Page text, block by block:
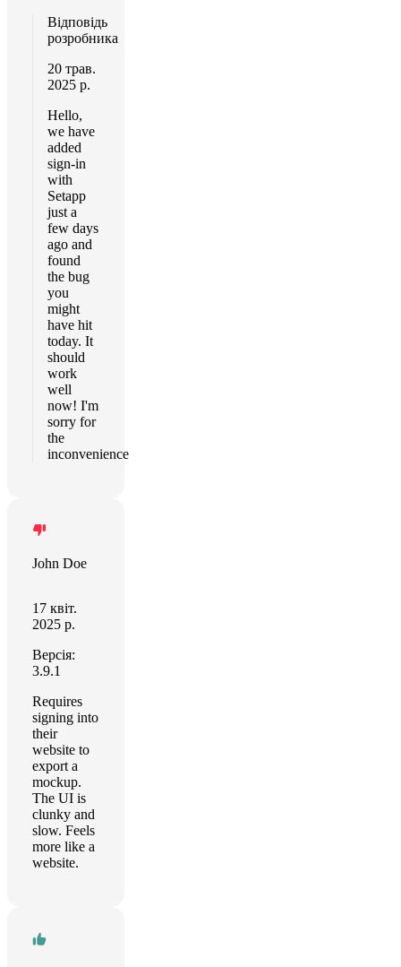
Відповідь
розробника
20 трав.
2025 р.
Hello,
we have
added
sign-in
with
Setapp
just a
few days
ago and
found
the bug
you
might
have hit
today. It
should
work
well
now! I'm
sorry for
the
inconvenience
John Doe
17 квіт.
2025 р.
Версія:
3.9.1
Requires
signing into
their
website to
export a
mockup.
The UI is
clunky and
slow. Feels
more like a
website.